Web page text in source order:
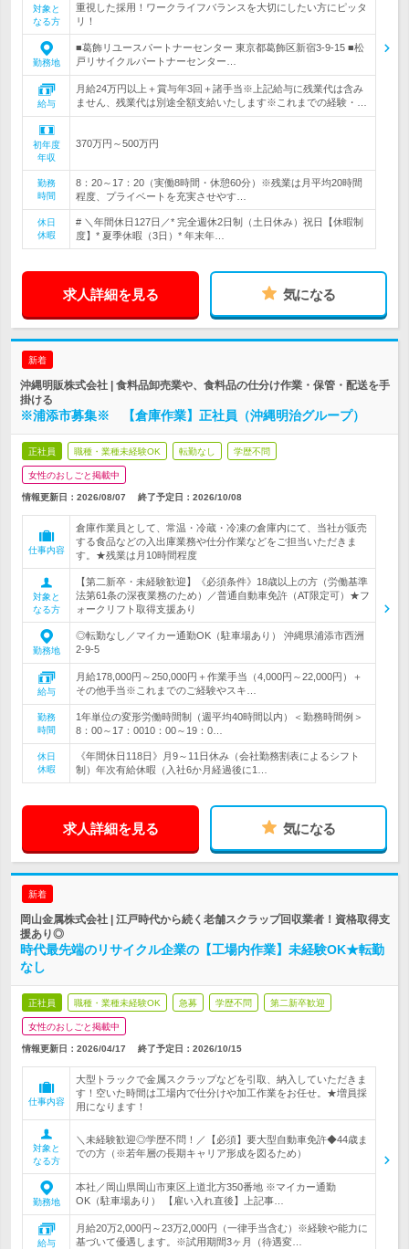
対象と
なる方
重視した採用！ワークライフバランスを大切にしたい方にピッタ
リ！
勤務地
■葛飾リユースパートナーセンター 東京都葛飾区新宿3-9-15 ■松
戸リサイクルパートナーセンター…
給与
月給24万円以上＋賞与年3回＋諸手当※上記給与に残業代は含み
ません、残業代は別途全額支給いたします※これまでの経験・…
初年度
年収
370万円～500万円
勤務
時間
8：20～17：20（実働8時間・休憩60分）※残業は月平均20時間
程度、プライベートを充実させやす…
休日
休暇
# ＼年間休日127日／* 完全週休2日制（土日休み）祝日【休暇制
度】* 夏季休暇（3日）* 年末年…
求人詳細を見る 気になる
新着
沖縄明販株式会社 | 食料品卸売業や、食料品の仕分け作業・保管・配送を手
掛ける
※浦添市募集※ 【倉庫作業】正社員（沖縄明治グループ）
正社員 職種・業種未経験OK 転勤なし 学歴不問
女性のおしごと掲載中
情報更新日：2026/08/07 終了予定日： 2026/10/08
仕事内容
倉庫作業員として、常温・冷蔵・冷凍の倉庫内にて、当社が販売
する食品などの入出庫業務や仕分作業などをご担当いただきま
す。★残業は月10時間程度
対象と
なる方
【第二新卒・未経験歓迎】《必須条件》18歳以上の方（労働基準
法第61条の深夜業務のため）／普通自動車免許（AT限定可）★フ
ォークリフト取得支援あり
勤務地
◎転勤なし／マイカー通勤OK（駐車場あり） 沖縄県浦添市西洲
2-9-5
給与
月給178,000円～250,000円＋作業手当（4,000円～22,000円）＋
その他手当※これまでのご経験やスキ…
勤務
時間
1年単位の変形労働時間制（週平均40時間以内）＜勤務時間例＞
8：00～17：0010：00～19：0…
休日
休暇
《年間休日118日》月9～11日休み（会社勤務割表によるシフト
制）年次有給休暇（入社6か月経過後に1…
求人詳細を見る 気になる
新着
岡山金属株式会社 | 江戸時代から続く老舗スクラップ回収業者！資格取得支
援あり◎
時代最先端のリサイクル企業の【工場内作業】未経験OK★転勤
なし
正社員 職種・業種未経験OK 急募 学歴不問 第二新卒歓迎
女性のおしごと掲載中
情報更新日：2026/04/17 終了予定日： 2026/10/15
仕事内容
大型トラックで金属スクラップなどを引取、納入していただきま
す！空いた時間は工場内で仕分けや加工作業をお任せ。★増員採
用になります！
対象と
なる方
＼未経験歓迎◎学歴不問！／【必須】要大型自動車免許◆44歳ま
での方（※若年層の長期キャリア形成を図るため）
勤務地
本社／岡山県岡山市東区上道北方350番地 ※マイカー通勤
OK（駐車場あり） 【雇い入れ直後】上記事…
給与
月給20万2,000円～23万2,000円（一律手当含む）※経験や能力に
基づいて優遇します。※試用期間3ヶ月（待遇変…